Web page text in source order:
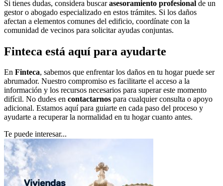
Si tienes dudas, considera buscarasesoramiento profesional de un
gestor o abogado especializado en estos trámites. Si los daños
afectan a elementos comunes del edificio, coordínate con la
comunidad de vecinos para solicitar ayudas conjuntas.
Finteca está aquí para ayudarte
En Finteca, sabemos que enfrentar los daños en tu hogar puede ser
abrumador. Nuestro compromiso es facilitarte el acceso a la
información y los recursos necesarios para superar este momento
difícil. No dudes en contactarnos para cualquier consulta o apoyo
adicional. Estamos aquí para guiarte en cada paso del proceso y
ayudarte a recuperar la normalidad en tu hogar cuanto antes.
Te puede interesar...